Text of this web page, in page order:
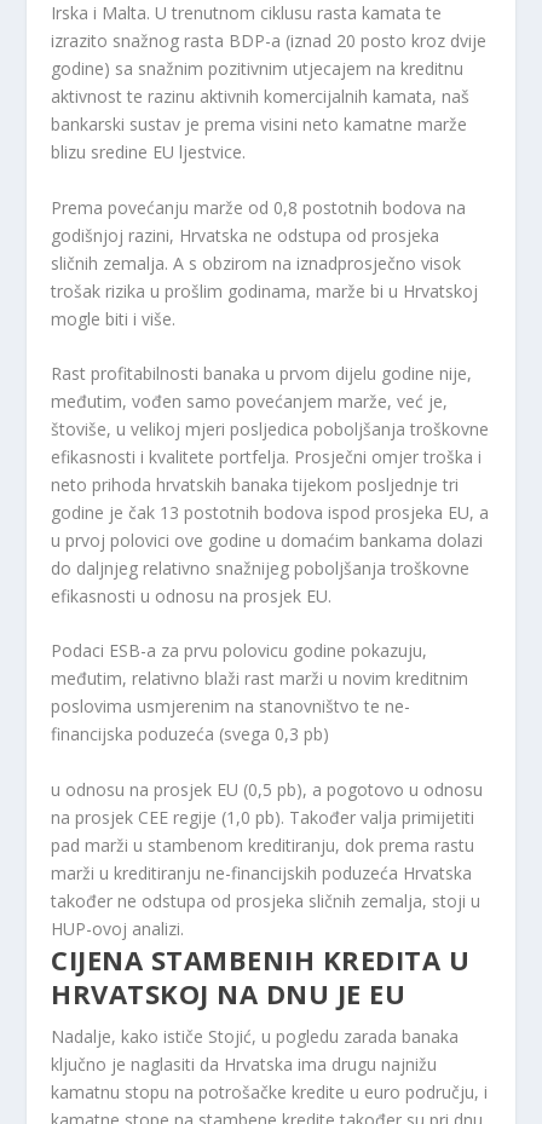
Irska i Malta. U trenutnom ciklusu rasta kamata te
izrazito snažnog rasta BDP-a (iznad 20 posto kroz dvije
godine) sa snažnim pozitivnim utjecajem na kreditnu
aktivnost te razinu aktivnih komercijalnih kamata, naš
bankarski sustav je prema visini neto kamatne marže
blizu sredine EU ljestvice.
Prema povećanju marže od 0,8 postotnih bodova na
godišnjoj razini, Hrvatska ne odstupa od prosjeka
sličnih zemalja. A s obzirom na iznadprosječno visok
trošak rizika u prošlim godinama, marže bi u Hrvatskoj
mogle biti i više.
Rast profitabilnosti banaka u prvom dijelu godine nije,
međutim, vođen samo povećanjem marže, već je,
štoviše, u velikoj mjeri posljedica poboljšanja troškovne
efikasnosti i kvalitete portfelja. Prosječni omjer troška i
neto prihoda hrvatskih banaka tijekom posljednje tri
godine je čak 13 postotnih bodova ispod prosjeka EU, a
u prvoj polovici ove godine u domaćim bankama dolazi
do daljnjeg relativno snažnijeg poboljšanja troškovne
efikasnosti u odnosu na prosjek EU.
Podaci ESB-a za prvu polovicu godine pokazuju,
međutim, relativno blaži rast marži u novim kreditnim
poslovima usmjerenim na stanovništvo te ne-
financijska poduzeća (svega 0,3 pb)
u odnosu na prosjek EU (0,5 pb), a pogotovo u odnosu
na prosjek CEE regije (1,0 pb). Također valja primijetiti
pad marži u stambenom kreditiranju, dok prema rastu
marži u kreditiranju ne-financijskih poduzeća Hrvatska
također ne odstupa od prosjeka sličnih zemalja, stoji u
HUP-ovoj analizi.
CIJENA STAMBENIH KREDITA U
HRVATSKOJ NA DNU JE EU
Nadalje, kako ističe Stojić, u pogledu zarada banaka
ključno je naglasiti da Hrvatska ima drugu najnižu
kamatnu stopu na potrošačke kredite u euro području, i